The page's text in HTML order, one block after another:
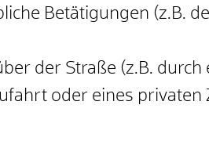
Betätigungen (z.B.
der Straße (z.B.
oder eines